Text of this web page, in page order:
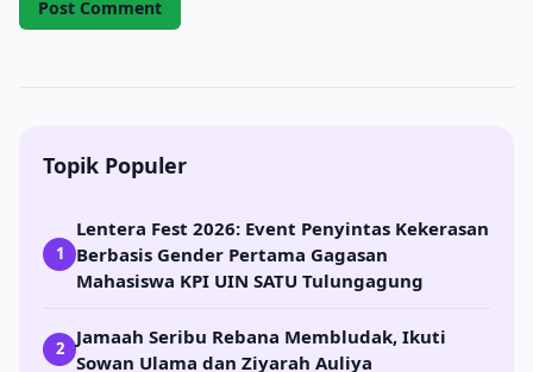
Topik Populer
1
Lentera Fest 2026: Event Penyintas Kekerasan
Berbasis Gender Pertama Gagasan
Mahasiswa KPI UIN SATU Tulungagung
2
Jamaah Seribu Rebana Membludak, Ikuti
Sowan Ulama dan Ziyarah Auliya